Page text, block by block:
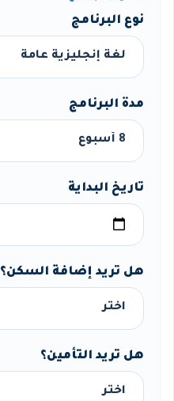
نوع البرنامج
مدة البرنامج
تاريخ البداية
هل تريد إضافة السكن؟
هل تريد التأمين؟